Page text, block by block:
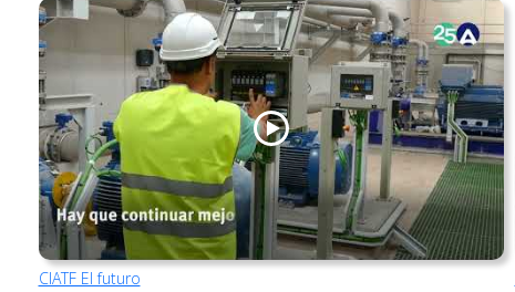
CIATF El futuro